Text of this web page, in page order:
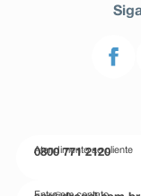
Atendimento ao cliente
0800 771 2120